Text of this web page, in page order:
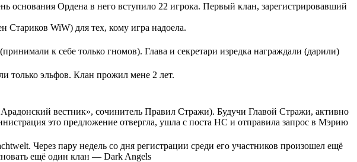
Ордена в него вступило 22 игрока. Первый клан, зарегистрировавший
WiW) для тех, кому игра надоела.
к себе только гномов). Глава и секретари изредка награждали (дарили)
только эльфов. Клан прожил мене 2 лет.
вестник», сочинитель Правил Стражи). Будучи Главой Стражи, активно
это предложение отвергла, ушла с поста НС и отправила запрос в Мэрию
Через пару недель со дня регистрации среди его участников произошел ещё
ещё один клан — Dark Angels